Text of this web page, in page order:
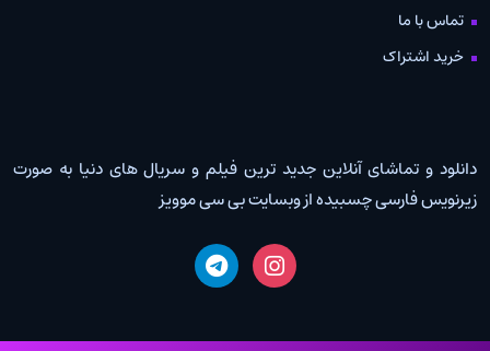
تماس با ما
خرید اشتراک
دانلود و تماشای آنلاین جدید ترین فیلم و سریال های دنیا به صورت
زیرنویس فارسی چسبیده از وبسایت بی سی موویز